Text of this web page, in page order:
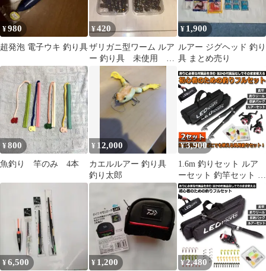
¥980
超発泡 電子ウキ 釣り具
¥420
ザリガニ型ワーム ルア
ー 釣り具 未使用 ミ
ニザリガニ10匹
¥ 1,900
ルアー ジグヘッド 釣り
具 まとめ売り
¥800
魚釣り 竿のみ 4本
¥ 12,000
カエルルアー 釣り具
釣り太郎
¥3,900
1.6m 釣りセット ルア
ーセット 釣竿セット 2
セット 初心者 子供 ス
ピニングリール 海釣り
投げ釣り 釣り具 釣り竿
セット 釣具セット コン
パクト リール付きロッ
ド ルアー ライン付 釣
りバッグ付き
¥6,500 ¥ 1,200 ¥2,480